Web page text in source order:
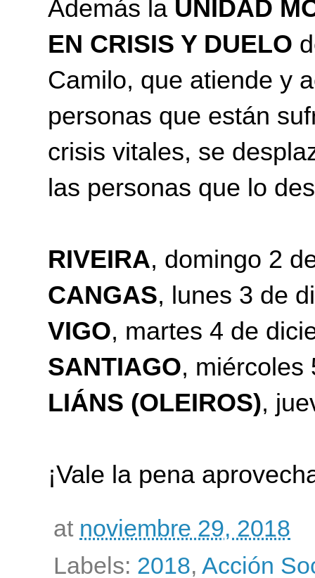
Además la UNIDAD
EN CRISIS Y DUELO
Camilo, que atiende y
personas que están
crisis vitales, se
las personas que lo
RIVEIRA, domingo 2
CANGAS, lunes 3 de
VIGO, martes 4 de
SANTIAGO, miércoles
LIÁNS (OLEIROS),
¡Vale la pena
at noviembre 29, 2018
Labels: 2018, Acción